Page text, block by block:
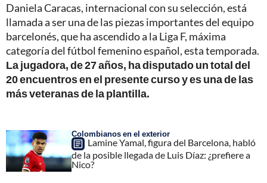
Daniela Caracas, internacional con su selección, está
llamada a ser una de las piezas importantes del equipo
barcelonés, que ha ascendido a la Liga F, máxima
categoría del fútbol femenino español, esta temporada.
La jugadora, de 27 años, ha disputado un total del
20 encuentros en el presente curso y es una de las
más veteranas de la plantilla.
Colombianos en el exterior
Lamine Yamal, figura del Barcelona, habló
de la posible llegada de Luis Díaz: ¿prefiere a
Nico?